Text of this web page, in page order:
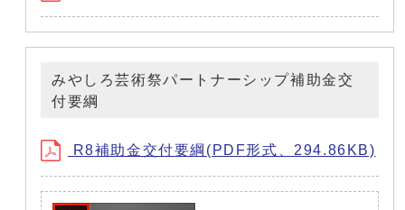
みやしろ芸術祭パートナーシップ補助金交
付要綱
R8補助金交付要綱(PDF形式、294.86KB)